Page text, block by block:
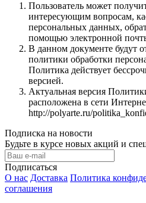
Пользователь может
интересующим вопросам,
персональных данных,
помощью электронной
В данном документе будут
политики обработки
Политика действует
версией.
Актуальная версия
расположена в сети
http://polyarte.ru/
Подписка на новости
Будьте в курсе новых акций и
Подписаться
О нас Доставка Политика
соглашения